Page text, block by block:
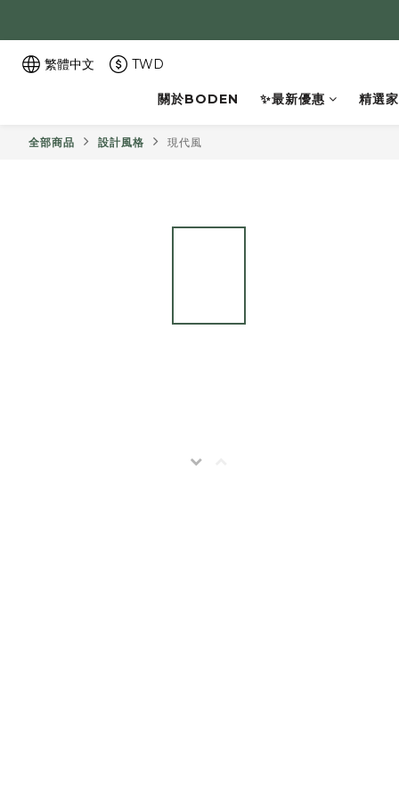
繁體中文 TWD
關於BODEN ✨最新優惠 精選
全部商品 設計風格 現代風